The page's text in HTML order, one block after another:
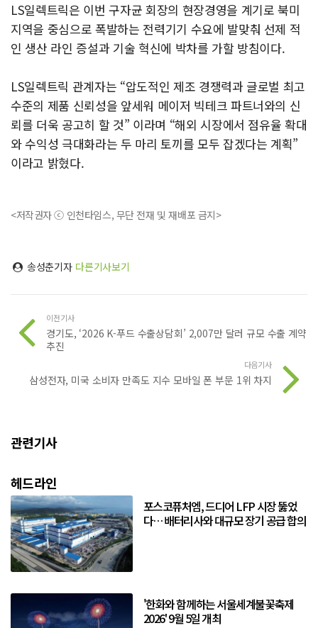
LS일렉트릭은 이번 구자균 회장의 현장경영을 계기로 북미
지역을 중심으로 폭발하는 전력기기 수요에 발맞춰 선제 적
인 생산 라인 증설과 기술 혁신에 박차를 가할 방침이다.
LS일렉트릭 관계자는 “압도적인 제조 경쟁력과 글로벌 최고
수준의 제품 신뢰성을 앞세워 메이저 빅테크 파트너와의 신
뢰를 더욱 공고히 할 것” 이라며 “해외 시장에서 점유율 확대
와 수익성 극대화라는 두 마리 토끼를 모두 잡겠다는 계획”
이라고 밝혔다.
<저작권자 ⓒ 인천타임스, 무단 전재 및 재배포 금지>
송성춘기자 다른기사보기
이전기사
경기도, ‘2026 K-푸드 수출상담회’ 2,007만 달러 규모 수출 계약
추진
다음기사
삼성전자, 미국 소비자 만족도 지수 모바일 폰 부문 1위 차지
관련기사
헤드라인
포스코퓨처엠, 드디어 LFP 시장 뚫었
다… 배터리사와 대규모 장기 공급 합의
'한화와 함께하는 서울세계불꽃축제
2026' 9월 5일 개최